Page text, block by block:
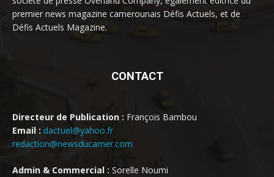
premier news magazine camerounais Défis Actuels, et de
Défis Actuels Magazine.
CONTACT
Directeur de Publication : François Bambou
Email : dactuel@yahoo.fr
redaction@newsducamer.com
Admin & Commercial : Sorelle Noumi